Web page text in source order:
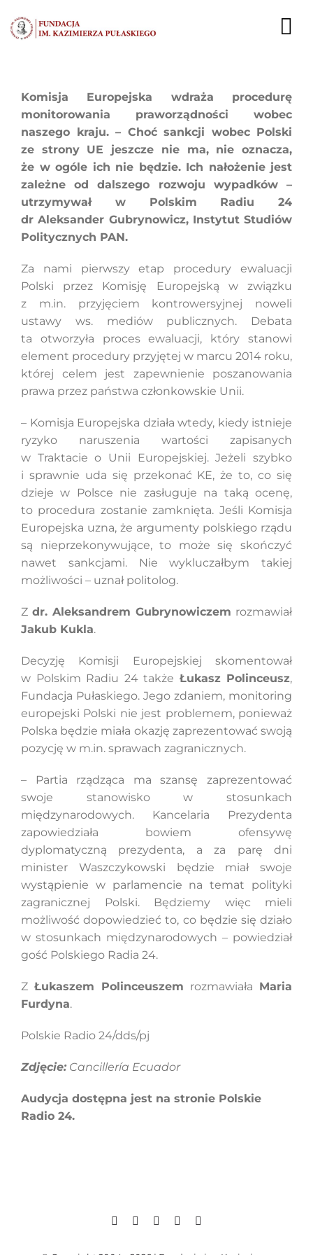
do
zawartości
EKSPERCI
PUBLIKACJE
DZIAŁALNOŚĆ
FUNDACJA
KARIERA
KONTAKT
Szukaj
Komisja Europejska wdraża procedurę
monitorowania praworządności wobec
naszego kraju. – Choć sankcji wobec Polski
ze strony UE jeszcze nie ma, nie oznacza,
że w ogóle ich nie będzie. Ich nałożenie jest
zależne od dalszego rozwoju wypadków –
utrzymywał w Polskim Radiu 24
dr Aleksander Gubrynowicz, Instytut Studiów
Politycznych PAN.
Za nami pierwszy etap procedury ewaluacji
Polski przez Komisję Europejską w związku
z m.in. przyjęciem kontrowersyjnej noweli
ustawy ws. mediów publicznych. Debata
ta otworzyła proces ewaluacji, który stanowi
element procedury przyjętej w marcu 2014 roku,
której celem jest zapewnienie poszanowania
prawa przez państwa członkowskie Unii.
– Komisja Europejska działa wtedy, kiedy istnieje
ryzyko naruszenia wartości zapisanych
w Traktacie o Unii Europejskiej. Jeżeli szybko
i sprawnie uda się przekonać KE, że to, co się
dzieje w Polsce nie zasługuje na taką ocenę,
to procedura zostanie zamknięta. Jeśli Komisja
Europejska uzna, że argumenty polskiego rządu
są nieprzekonywujące, to może się skończyć
nawet sankcjami. Nie wykluczałbym takiej
możliwości – uznał politolog.
Z dr. Aleksandrem Gubrynowiczem rozmawiał
Jakub Kukla.
Decyzję Komisji Europejskiej skomentował
w Polskim Radiu 24 także Łukasz Polinceusz,
Fundacja Pułaskiego. Jego zdaniem, monitoring
europejski Polski nie jest problemem, ponieważ
Polska będzie miała okazję zaprezentować swoją
pozycję w m.in. sprawach zagranicznych.
– Partia rządząca ma szansę zaprezentować
swoje stanowisko w stosunkach
międzynarodowych. Kancelaria Prezydenta
zapowiedziała bowiem ofensywę
dyplomatyczną prezydenta, a za parę dni
minister Waszczykowski będzie miał swoje
wystąpienie w parlamencie na temat polityki
zagranicznej Polski. Będziemy więc mieli
możliwość dopowiedzieć to, co będzie się działo
w stosunkach międzynarodowych – powiedział
gość Polskiego Radia 24.
Z Łukaszem Polinceuszem rozmawiała Maria
Furdyna.
Polskie Radio 24/dds/pj
Zdjęcie:Cancillería Ecuador
Audycja dostępna jest na stronie Polskie
Radio 24.